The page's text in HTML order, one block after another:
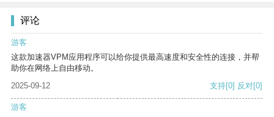
评论
游客
这款加速器VPM应用程序可以给你提供最高速度和安全性的连接，并帮
助你在网络上自由移动。
2025-09-12
支持[0] 反对[0]
游客